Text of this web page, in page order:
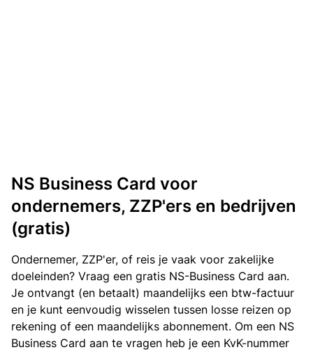
NS Business Card voor
ondernemers, ZZP'ers en bedrijven
(gratis)
Ondernemer, ZZP'er, of reis je vaak voor zakelijke
doeleinden? Vraag een gratis NS-Business Card aan.
Je ontvangt (en betaalt) maandelijks een btw-factuur
en je kunt eenvoudig wisselen tussen losse reizen op
rekening of een maandelijks abonnement. Om een NS
Business Card aan te vragen heb je een KvK-nummer